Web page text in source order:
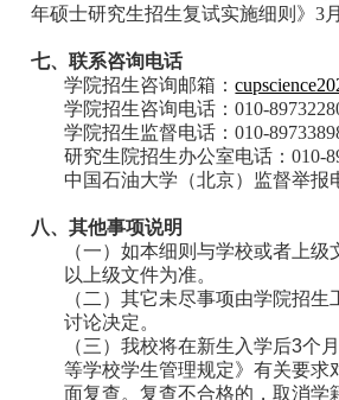
年硕士研究生招生复试实施细则》3
七、联系咨询电话
学院招生咨询邮箱：
学院招生咨询电话：010-
学院招生监督电话：010-
研究生院招生办公室电话：010-
中国石油大学（北京）监督举报
八、其他事项说明
（一）如本细则与学校或者上级
以上级文件为准。
（二）其它未尽事项由学院招
讨论决定。
（三）我校将在新生入学后3个
等学校学生管理规定》有关要求
面复查。复查不合格的，取消学